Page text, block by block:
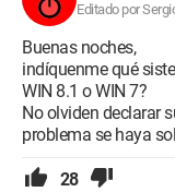
Editado por
Buenas noches,
indíquenme qué
WIN 8.1 o WIN 7?
No olviden declarar
problema se haya
28